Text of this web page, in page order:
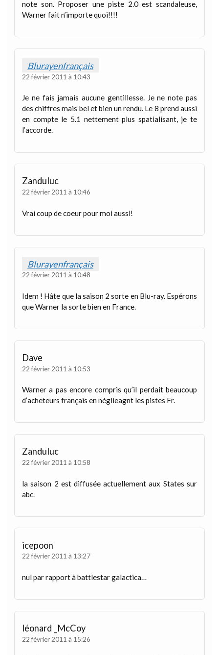
note son. Proposer une piste 2.0 est scandaleuse,
Warner fait n’importe quoi!!!!
Blurayenfrançais
22 février 2011 à 10:43
Je ne fais jamais aucune gentillesse. Je ne note pas
des chiffres mais bel et bien un rendu. Le 8 prend aussi
en compte le 5.1 nettement plus spatialisant, je te
l’accorde.
Zanduluc
22 février 2011 à 10:46
Vrai coup de coeur pour moi aussi!
Blurayenfrançais
22 février 2011 à 10:48
Idem ! Hâte que la saison 2 sorte en Blu-ray. Espérons
que Warner la sorte bien en France.
Dave
22 février 2011 à 10:53
Warner a pas encore compris qu’il perdait beaucoup
d’acheteurs français en néglieagnt les pistes Fr.
Zanduluc
22 février 2011 à 10:58
la saison 2 est diffusée actuellement aux States sur
abc.
icepoon
22 février 2011 à 13:27
nul par rapport à battlestar galactica…
léonard _McCoy
22 février 2011 à 15:26